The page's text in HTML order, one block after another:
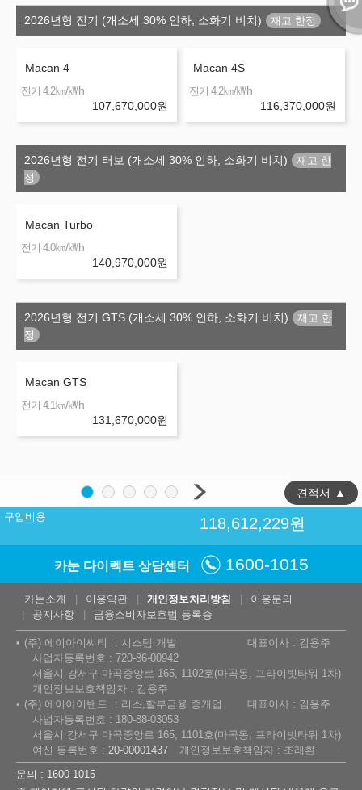
2026년형 전기 (개소세 30% 인하, 소화기 비치)
Macan 4
전기 4.2㎞/㎾h
107,670,000원
Macan 4S
전기 4.2㎞/㎾h
116,370,000원
2026년형 전기 터보 (개소세 30% 인하, 소화기 비치)
Macan Turbo
전기 4.0㎞/㎾h
140,970,000원
2026년형 전기 GTS (개소세 30% 인하, 소화기 비치)
Macan GTS
전기 4.1㎞/㎾h
131,670,000원
구입비용 118,612,229원
견적서 ▲
카눈 다이렉트 상담센터 1600-1015
카눈소개 이용약관 개인정보처리방침
이용문의
공지사항
금융소비자보호법 등록증
(주) 에이아이씨티 시스템 개발
대표이사 : 김용주
사업자등록번호 : 720-86-00942
서울시 강서구 마곡중앙로 165, 1102호(마곡동, 프라이빗타워 1차)
개인정보보호책임자 : 김용주
(주) 에이아이밴드
리스,할부금융 중개업
대표이사 : 김용주
사업자등록번호 : 180-88-03053
서울시 강서구 마곡중앙로 165, 1101호(마곡동, 프라이빗타워 1차)
여신 등록번호 : 20-00001437
개인정보보호책임자 : 조래환
문의 : 1600-1015